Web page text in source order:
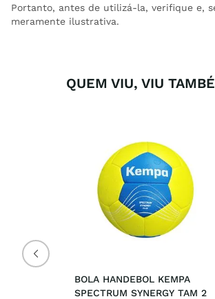
Portanto, antes de utilizá-la, verifique e,
meramente ilustrativa.
QUEM VIU, VIU
BOLA HANDEBOL KEMPA
SPECTRUM SYNERGY TAM 2